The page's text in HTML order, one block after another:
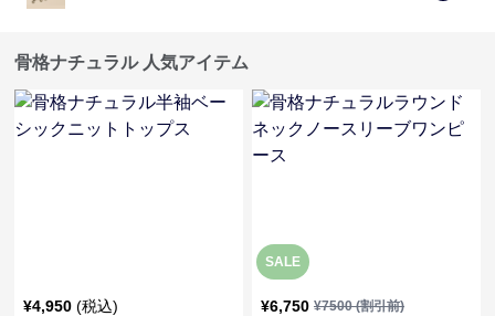
骨格ナチュラル 人気アイテム
¥4,950 (税込)
SALE
¥6,750 ¥7500(割引前)